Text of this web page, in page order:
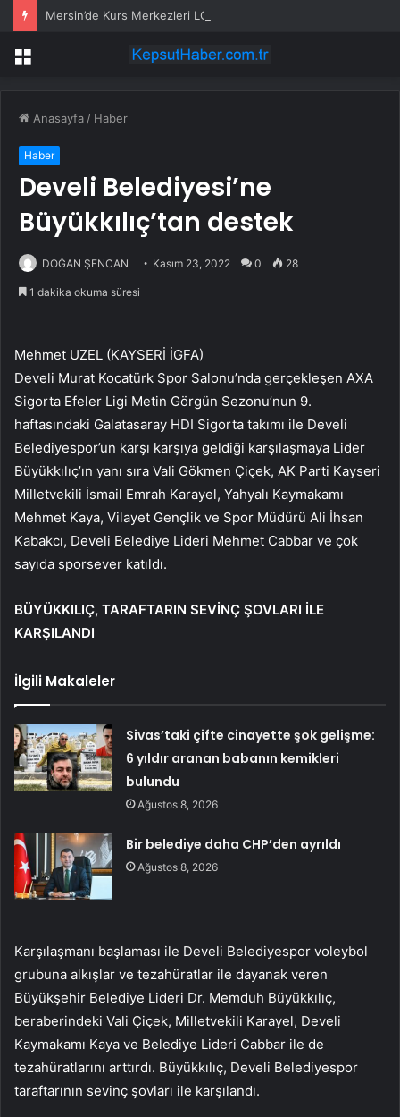
Mersin’de Kurs Merkezleri LGS’de büyük başarıya imza attı
Menü
Anasayfa / Haber
Haber
Develi Belediyesi’ne
Büyükkılıç’tan destek
DOĞAN ŞENCAN Kasım 23, 2022 0 28
1 dakika okuma süresi
Mehmet UZEL (KAYSERİ İGFA)
Develi Murat Kocatürk Spor Salonu’nda gerçekleşen AXA
Sigorta Efeler Ligi Metin Görgün Sezonu’nun 9.
haftasındaki Galatasaray HDI Sigorta takımı ile Develi
Belediyespor’un karşı karşıya geldiği karşılaşmaya Lider
Büyükkılıç’ın yanı sıra Vali Gökmen Çiçek, AK Parti Kayseri
Milletvekili İsmail Emrah Karayel, Yahyalı Kaymakamı
Mehmet Kaya, Vilayet Gençlik ve Spor Müdürü Ali İhsan
Kabakcı, Develi Belediye Lideri Mehmet Cabbar ve çok
sayıda sporsever katıldı.
BÜYÜKKILIÇ, TARAFTARIN SEVİNÇ ŞOVLARI İLE
KARŞILANDI
İlgili Makaleler
Sivas’taki çifte cinayette şok gelişme:
6 yıldır aranan babanın kemikleri
bulundu
Ağustos 8, 2026
Bir belediye daha CHP’den ayrıldı
Ağustos 8, 2026
Karşılaşmanı başlaması ile Develi Belediyespor voleybol
grubuna alkışlar ve tezahüratlar ile dayanak veren
Büyükşehir Belediye Lideri Dr. Memduh Büyükkılıç,
beraberindeki Vali Çiçek, Milletvekili Karayel, Develi
Kaymakamı Kaya ve Belediye Lideri Cabbar ile de
tezahüratlarını arttırdı. Büyükkılıç, Develi Belediyespor
taraftarının sevinç şovları ile karşılandı.